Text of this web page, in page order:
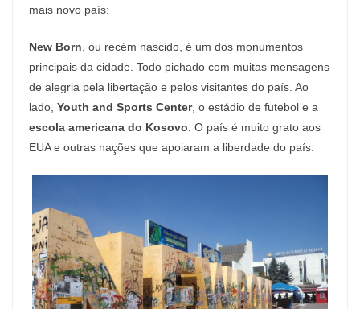
mais novo país:
New Born , ou recém nascido, é um dos monumentos
principais da cidade. Todo pichado com muitas mensagens
de alegria pela libertação e pelos visitantes do país. Ao
lado, Youth and Sports Center, o estádio de futebol e a
escola americana do Kosovo . O país é muito grato aos
EUA e outras nações que apoiaram a liberdade do país.